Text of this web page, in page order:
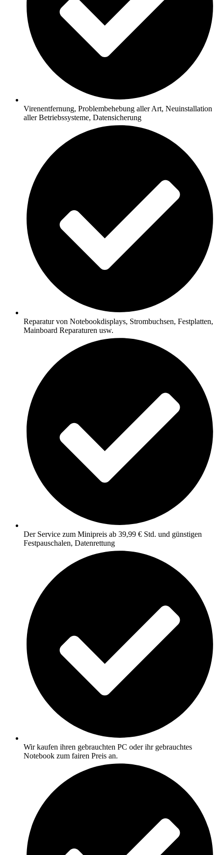
Virenentfernung, Problembehebung aller Art, Neuinstallation
aller Betriebssysteme, Datensicherung
Reparatur von Notebookdisplays, Strombuchsen, Festplatten,
Mainboard Reparaturen usw.
Der Service zum Minipreis ab 39,99 € Std. und günstigen
Festpauschalen, Datenrettung
Wir kaufen ihren gebrauchten PC oder ihr gebrauchtes
Notebook zum fairen Preis an.